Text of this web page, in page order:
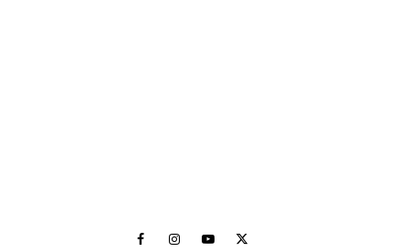
FacebookInstagramYoutubeTwitter